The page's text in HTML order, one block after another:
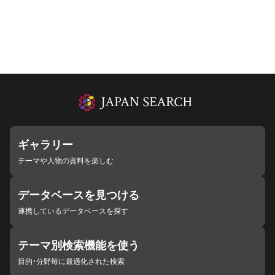
ギャラリー
テーマや人物の資料を楽しむ
データベースを見つける
連携しているデータベースを探す
テーマ別検索機能を使う
目的・分野毎に最適化された検索